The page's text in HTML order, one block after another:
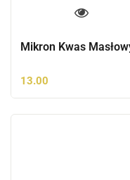
Mikron Kwas
13.00